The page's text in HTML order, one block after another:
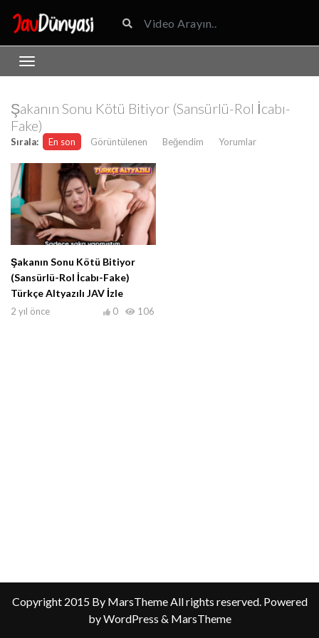
Şakanın Sonu Kötü Bitiyor (Sansürlü-Rol İcabı-
Fake)
Sırala: En son Görüntülenen Beğendim Yorumlar
Şakanın Sonu Kötü Bitiyor
(Sansürlü-Rol İcabı-Fake)
Türkçe Altyazılı JAV İzle
2 yıl önce 106
0
Copyright 2015 By MarsTheme All rights reserved. Powered
by WordPress & MarsTheme